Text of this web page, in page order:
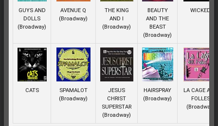
GUYS AND
DOLLS
(Broadway)
AVENUE Q
(Broadway)
THE KING
AND I
(Broadway)
BEAUTY
AND THE
BEAST
(Broadway)
WICKED
CATS
SPAMALOT
(Broadway)
JESUS
CHRIST
SUPERSTAR
(Broadway)
HAIRSPRAY
(Broadway)
LA CAGE AUX
FOLLES
(Broadway)